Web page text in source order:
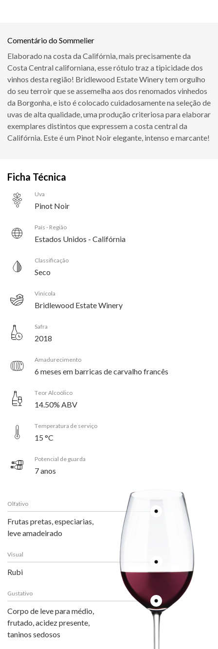
Comentário do Sommelier
Elaborado na costa da Califórnia, mais precisamente da
Costa Central californiana, esse rótulo traz a tipicidade dos
vinhos desta região! Bridlewood Estate Winery tem orgulho
do seu terroir que se assemelha aos dos renomados vinhedos
da Borgonha, e isto é colocado cuidadosamente na seleção de
uvas de alta qualidade, uma produção criteriosa para elaborar
exemplares distintos que expressem a costa central da
Califórnia. Este é um Pinot Noir elegante, intenso e marcante!
Ficha Técnica
Uva
Pinot Noir
País - Região
Estados Unidos - Califórnia
Classificação
Seco
Vinícola
Bridlewood Estate Winery
Safra
2018
Amadurecimento
6 meses em barricas de carvalho francês
Teor Alcoólico
14.50% ABV
Temperatura de serviço
15 °C
Potencial de guarda
7 anos
Olfativo
Frutas pretas, especiarias,
leve amadeirado
Visual
Rubi
Gustativo
Corpo de leve para médio,
frutado, acidez presente,
taninos sedosos